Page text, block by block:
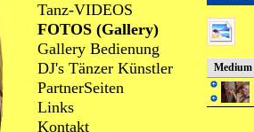
Tanz-VIDEOS
FOTOS (Gallery)
Gallery Bedienung
DJ's Tänzer Künstler
PartnerSeiten
Links
Kontakt
Medium